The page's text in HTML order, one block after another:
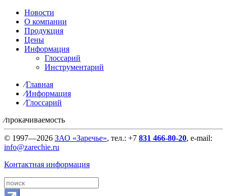
Новости
О компании
Продукция
Цены
Информация
Глоссарий
Инструментарий
⁄Главная
⁄Информация
⁄Глоссарий
⁄прокачиваемость
© 1997—2026 ЗАО «Заречье», тел.: +7 831 466-80-20, e-mail:
info@zarechie.ru
Контактная информация